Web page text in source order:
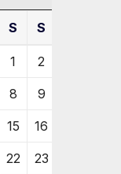
S S
1 2
8 9
15 16
22 23